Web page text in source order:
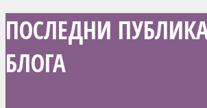
ПОСЛЕДНИ
БЛОГА